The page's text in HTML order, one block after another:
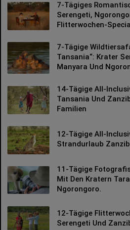
7-Tägiges
Serengeti,
Flitterwochen-
7-Tägige
Tansania“: Krater
Manyara Und
14-Tägige All-
Tansania Und
Familien
12-Tägige All-
Strandurlaub
11-Tägige
Mit Den Kratern
Ngorongoro.
12-Tägige
Serengeti Und